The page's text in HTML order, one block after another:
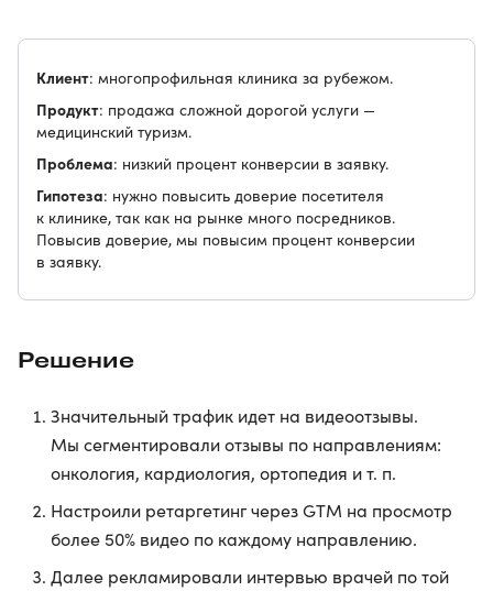
Клиент: многопрофильная клиника за рубежом.
Продукт: продажа сложной дорогой услуги —
медицинский туризм.
Проблема: низкий процент конверсии в заявку.
Гипотеза: нужно повысить доверие посетителя
к клинике, так как на рынке много посредников.
Повысив доверие, мы повысим процент конверсии
в заявку.
Решение
Значительный трафик идет на видеоотзывы.
Мы сегментировали отзывы по направлениям:
онкология, кардиология, ортопедия и т. п.
Настроили ретаргетинг через GTM на просмотр
более 50% видео по каждому направлению.
Далее рекламировали интервью врачей по той